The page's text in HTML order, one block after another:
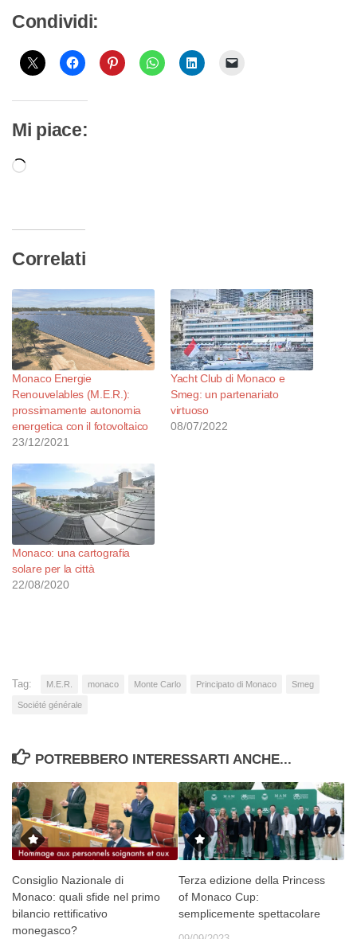
Condividi:
Mi piace:
Caricamento
Correlati
Monaco Energie
Renouvelables (M.E.R.):
prossimamente autonomia
energetica con il fotovoltaico
23/12/2021
Yacht Club di Monaco e
Smeg: un partenariato
virtuoso
08/07/2022
Monaco: una cartografia
solare per la città
22/08/2020
Tag: M.E.R. monaco Monte Carlo Principato di Monaco Smeg
Société générale
POTREBBERO INTERESSARTI ANCHE...
Consiglio Nazionale di
Monaco: quali sfide nel primo
bilancio rettificativo
monegasco?
Terza edizione della Princess
of Monaco Cup:
semplicemente spettacolare